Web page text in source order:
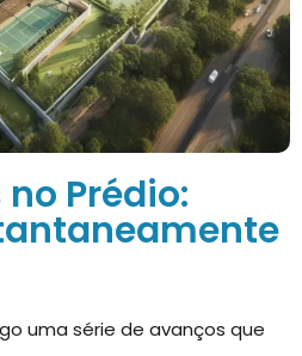
Prédio:
uma série de avanços que